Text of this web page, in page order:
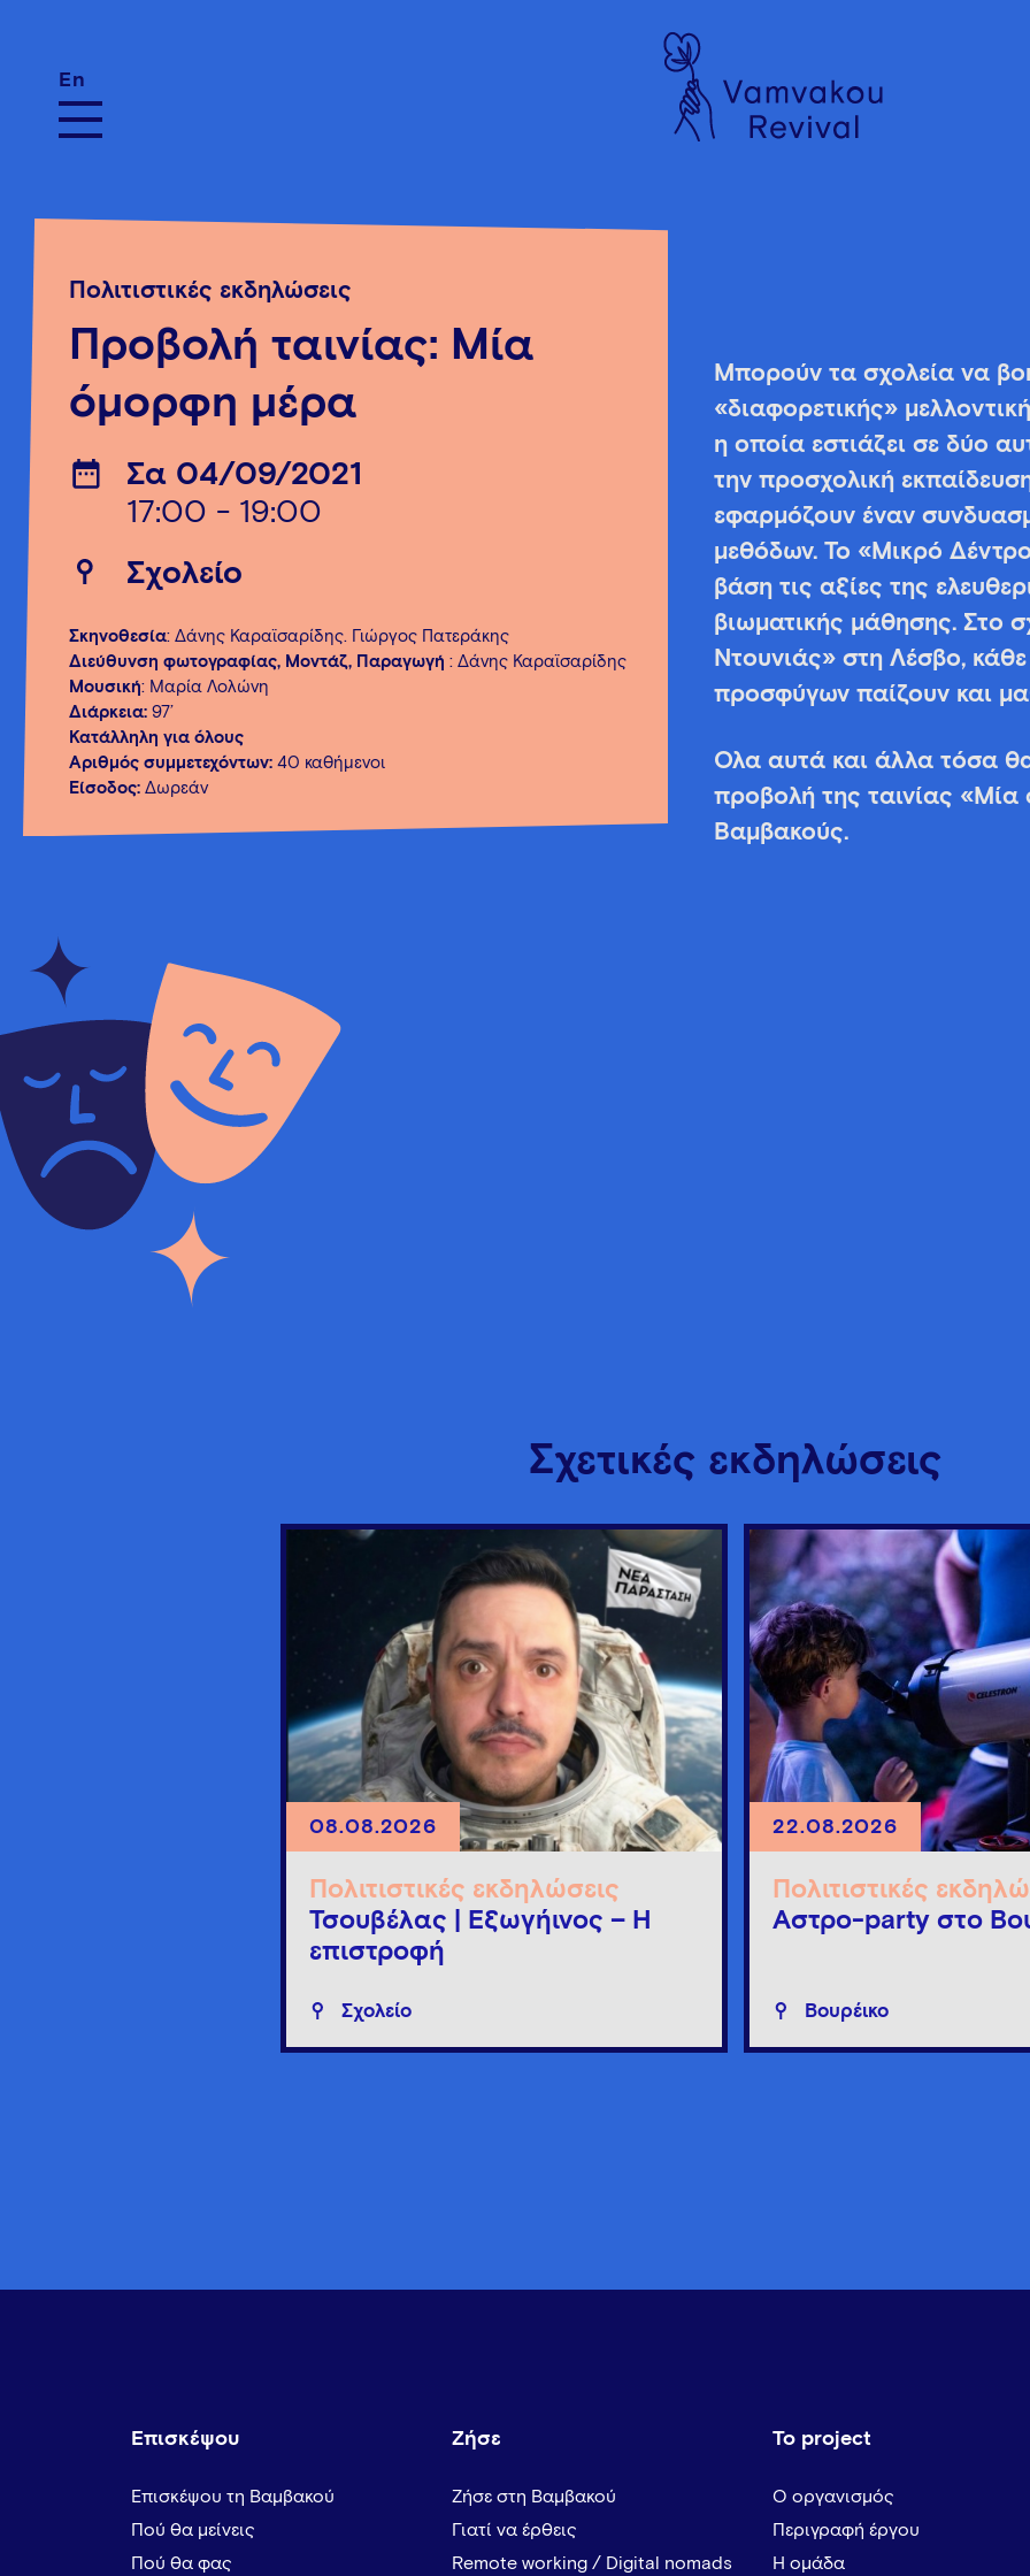
En
Πολιτιστικές εκδηλώσεις
Προβολή ταινίας: Μία
όμορφη μέρα
Σα 04/09/2021
17:00 - 19:00
Σχολείο
Σκηνοθεσία: Δάνης Καραϊσαρίδης. Γιώργος Πατεράκης
Διεύθυνση φωτογραφίας, Μοντάζ, Παραγωγή : Δάνης Καραϊσαρίδης
Μουσική: Μαρία Λολώνη
Διάρκεια: 97’
Κατάλληλη για όλους
Αριθμός συμμετεχόντων: 40 καθήμενοι
Είσοδος: Δωρεάν
Μπορούν τα σχολεία να
«διαφορετικής»
η οποία εστιάζει σε δύο
την προσχολική
εφαρμόζουν έναν
μεθόδων. Το «Μικρό
βάση τις αξίες της
βιωματικής μάθησης. Στο
Ντουνιάς» στη Λέσβο,
προσφύγων παίζουν και
Όλα αυτά και άλλα τόσα
προβολή της ταινίας
Βαμβακούς.
Σχετικές εκδηλώσεις
08.08.2026
Πολιτιστικές εκδηλώσεις
Τσουβέλας | Εξωγήινος – Η
επιστροφή
Σχολείο
22.08.2026
Πολιτιστικές
Άστρο-party στο
Βουρέικο
Επισκέψου
Επισκέψου τη Βαμβακού
Πού θα μείνεις
Πού θα φας
Ζήσε
Ζήσε στη Βαμβακού
Γιατί να έρθεις
Remote working / Digital nomads
Το project
Ο οργανισμός
Περιγραφή έργου
Η ομάδα